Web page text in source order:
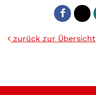
zurück zur Übersicht